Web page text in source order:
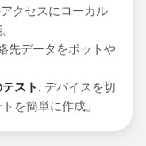
クセスにローカル
先データをボットや
スト. デバイスを切
を簡単に作成。